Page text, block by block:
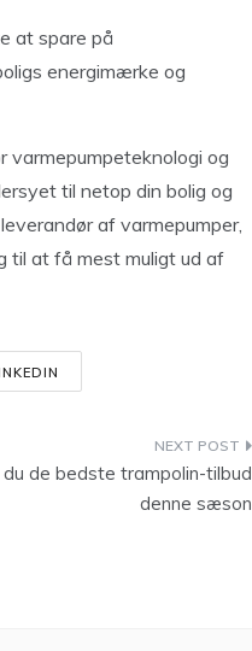
at spare på
energimærke og
varmepumpeteknologi og
til netop din bolig og
af varmepumper,
til at få mest muligt ud af
de bedste trampolin-tilbud
denne sæson